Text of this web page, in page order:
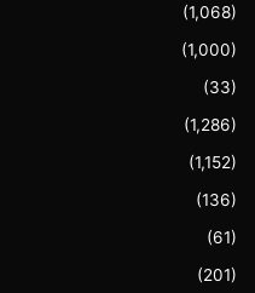
(1,068)
(1,000)
(33)
(1,286)
(1,152)
(136)
(61)
(201)